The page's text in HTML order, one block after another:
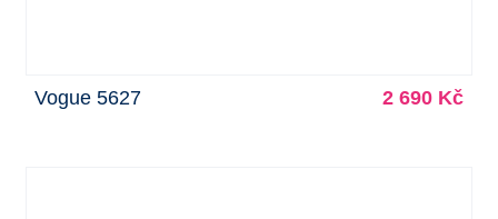
Vogue 5627 2 690 Kč